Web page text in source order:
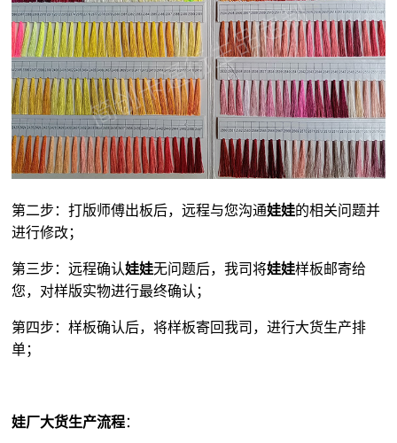
第二步：打版师傅出板后，远程与您沟通娃娃的相关问题并
进行修改；
第三步：远程确认娃娃无问题后，我司将娃娃样板邮寄给
您，对样版实物进行最终确认；
第四步：样板确认后，将样板寄回我司，进行大货生产排
单；
娃厂大货生产流程：